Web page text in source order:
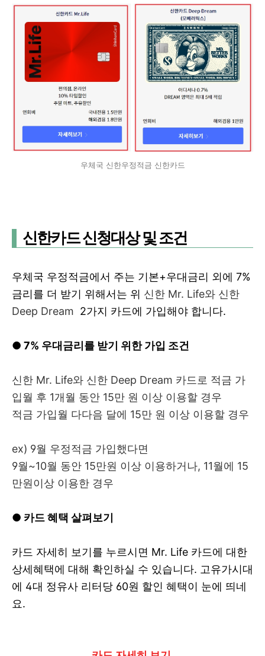
우체국 신한우정적금 신한카드
신한카드 신청대상 및 조건
우체국 우정적금에서 주는 기본+우대금리 외에 7%
금리를 더 받기 위해서는 위 신한 Mr. Life와 신한
Deep Dream 2가지 카드에 가입해야 합니다.
● 7% 우대금리를 받기 위한 가입 조건
신한 Mr. Life와 신한 Deep Dream 카드로 적금 가
입월 후 1개월 동안 15만 원 이상 이용할 경우
적금 가입월 다다음 달에 15만 원 이상 이용할 경우
ex) 9월 우정적금 가입했다면
9월~10월 동안 15만원 이상 이용하거나, 11월에 15
만원이상 이용한 경우
● 카드 혜택 살펴보기
카드 자세히 보기를 누르시면 Mr. Life 카드에 대한
상세혜택에 대해 확인하실 수 있습니다. 고유가시대
에 4대 정유사 리터당 60원 할인 혜택이 눈에 띄네
요.